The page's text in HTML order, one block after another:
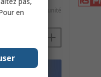
0,813 €/unité
en